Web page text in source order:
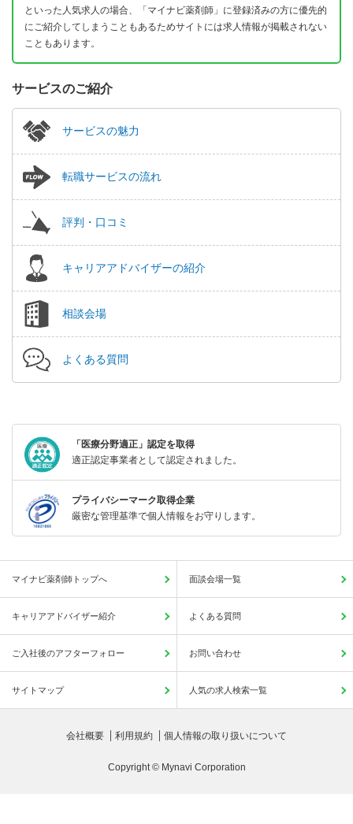
といった人気求人の場合、「マイナビ薬剤師」に登録済みの方に優先的
にご紹介してしまうこともあるためサイトには求人情報が掲載されない
こともあります。
サービスのご紹介
サービスの魅力
転職サービスの流れ
評判・口コミ
キャリアアドバイザーの紹介
相談会場
よくある質問
「医療分野適正」認定を取得
適正認定事業者として認定されました。
プライバシーマーク取得企業
厳密な管理基準で個人情報をお守りします。
マイナビ薬剤師トップへ 面談会場一覧
キャリアアドバイザー紹介 よくある質問
ご入社後のアフターフォロー お問い合わせ
サイトマップ 人気の求人検索一覧
会社概要 利用規約 個人情報の取り扱いについて
Copyright © Mynavi Corporation